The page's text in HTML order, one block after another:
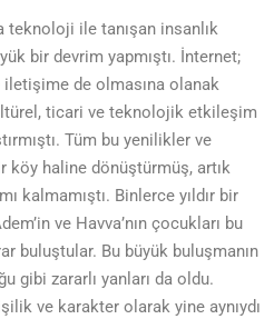
teknoloji ile tanışan insanlık
bir devrim yapmıştı. İnternet;
iletişime de olmasına olanak
ticari ve teknolojik etkileşim
Tüm bu yenilikler ve
köy haline dönüştürmüş, artık
kalmamıştı. Binlerce yıldır bir
ve Havva’nın çocukları bu
buluştular. Bu büyük buluşmanın
gibi zararlı yanları da oldu.
ve karakter olarak yine aynıydı